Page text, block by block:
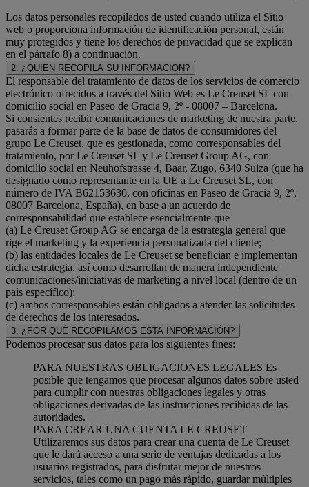
Los datos personales recopilados de usted cuando utiliza el Sitio
web o proporciona información de identificación personal, están
muy protegidos y tiene los derechos de privacidad que se explican
en el párrafo 8) a continuación.
2. ¿QUIEN RECOPILA SU INFORMACION?
El responsable del tratamiento de datos de los servicios de comercio
electrónico ofrecidos a través del Sitio Web es Le Creuset SL con
domicilio social en Paseo de Gracia 9, 2º - 08007 – Barcelona.
Si consientes recibir comunicaciones de marketing de nuestra parte,
pasarás a formar parte de la base de datos de consumidores del
grupo Le Creuset, que es gestionada, como corresponsables del
tratamiento, por Le Creuset SL y Le Creuset Group AG, con
domicilio social en Neuhofstrasse 4, Baar, Zugo, 6340 Suiza (que ha
designado como representante en la UE a Le Creuset SL, con
número de IVA B62153630, con oficinas en Paseo de Gracia 9, 2º,
08007 Barcelona, España), en base a un acuerdo de
corresponsabilidad que establece esencialmente que
(a) Le Creuset Group AG se encarga de la estrategia general que
rige el marketing y la experiencia personalizada del cliente;
(b) las entidades locales de Le Creuset se benefician e implementan
dicha estrategia, así como desarrollan de manera independiente
comunicaciones/iniciativas de marketing a nivel local (dentro de un
país específico);
(c) ambos corresponsables están obligados a atender las solicitudes
de derechos de los interesados.
3. ¿POR QUÉ RECOPILAMOS ESTA INFORMACIÓN?
Podemos procesar sus datos para los siguientes fines:
PARA NUESTRAS OBLIGACIONES LEGALES Es
posible que tengamos que procesar algunos datos sobre usted
para cumplir con nuestras obligaciones legales y otras
obligaciones derivadas de las instrucciones recibidas de las
autoridades.
PARA CREAR UNA CUENTA LE CREUSET
Utilizaremos sus datos para crear una cuenta de Le Creuset
que le dará acceso a una serie de ventajas dedicadas a los
usuarios registrados, para disfrutar mejor de nuestros
servicios, tales como un pago más rápido, guardar múltiples